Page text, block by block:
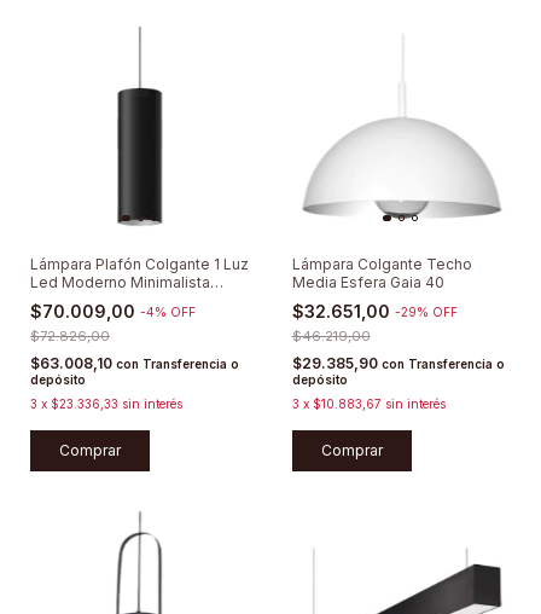
Lámpara Plafón Colgante 1 Luz
Led Moderno Minimalista
Deco
$70.009,00 -4% OFF
$72.826,00
$63.008,10 con Transferencia o
depósito
3 x $23.336,33 sin interés
Comprar
Lámpara Colgante Techo
Media Esfera Gaia 40
$32.651,00 -29% OFF
$46.219,00
$29.385,90 con Transferencia o
depósito
3 x $10.883,67 sin interés
Comprar